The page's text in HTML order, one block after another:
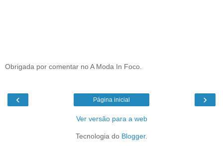
Obrigada por comentar no A Moda In Foco.
‹ ›
Página inicial
Ver versão para a web
Tecnologia do Blogger.